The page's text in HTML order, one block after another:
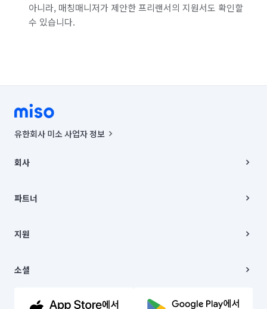
아니라, 매칭매니저가 제안한 프리랜서의 지원서도 확인할
수 있습니다.
유한회사 미소 사업자 정보
00019 |
주소 | 본사: 서울특별시 종로구 율곡로 6(중학동, 트윈트리빌딩) B동 5층
컨택센터 : 서울특별시 종로구 수송동 율곡로 24, 7층, 8층 미소
상품, 상품정보, 거래에 관한 의무와 책임은 거래당사자에게 있습니다.
언론 보도 관련 문의:
© 유한회사 미소. Miso, Inc. All Rights Reserved.
회사
채용
파트너
이사
지원
이용약관
문의하기
소셜
유튜브